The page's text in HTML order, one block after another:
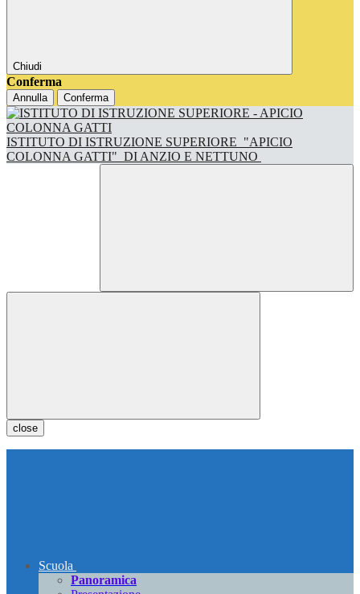
Chiudi
Conferma
Annulla Conferma
ISTITUTO DI ISTRUZIONE SUPERIORE "APICIO
COLONNA GATTI" DI ANZIO E NETTUNO
close
Scuola
Panoramica